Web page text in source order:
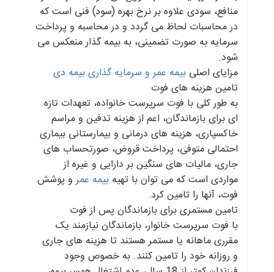
منافع، سودی علاوه بر نرخ بهره (سود) فنی است که
در محاسبات لحاظ می گردد و در محاسبه و پرداخت
سرمایه به صورت تضمینی، به بیمه گذار منعکس می
شود.
مزایای اصلی بیمه عمر و سرمایه گذاری بیمه دی
تامین هزینه های فوت
به طور کلی با فوت سرپرست خانواده، تعهدات تازه
ای برای بازماندگان، اعم از هزینه تدفین و مراسم
خاکسپاری، هزینه های درمانی و بیمارستانی بیماری
احتمالی متوفی، پرداخت قروض، صورتحساب های
جاری، مالیات های سنگین بر دارایی و غیره از
مواردی است که می توان با تهیه بیمه عمرو پوشش
فوت، آنها را تامین کرد.
تامین مستمری برای بازماندگان پس از فوت
با فوت سرپرست خانوار، بازماندگان نیازمند یک
مقرری ماهانه یا مستمر هستند تا هزینه های جاری
و روزانه خود را تامین کنند. به خصوص وجود